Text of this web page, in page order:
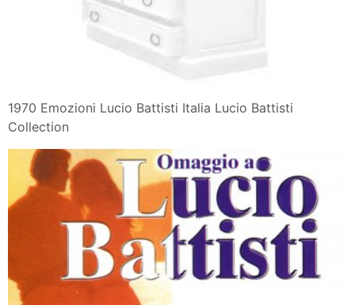
1970 Emozioni Lucio Battisti Italia Lucio Battisti
Collection